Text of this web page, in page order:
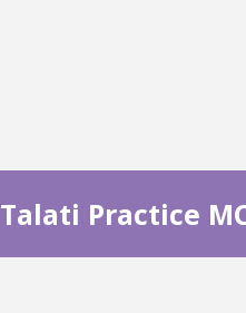
Talati Practice